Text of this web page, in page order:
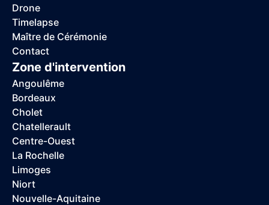
Drone
Timelapse
Maître de Cérémonie
Contact
Zone d'intervention
Angoulême
Bordeaux
Cholet
Chatellerault
Centre-Ouest
La Rochelle
Limoges
Niort
Nouvelle-Aquitaine